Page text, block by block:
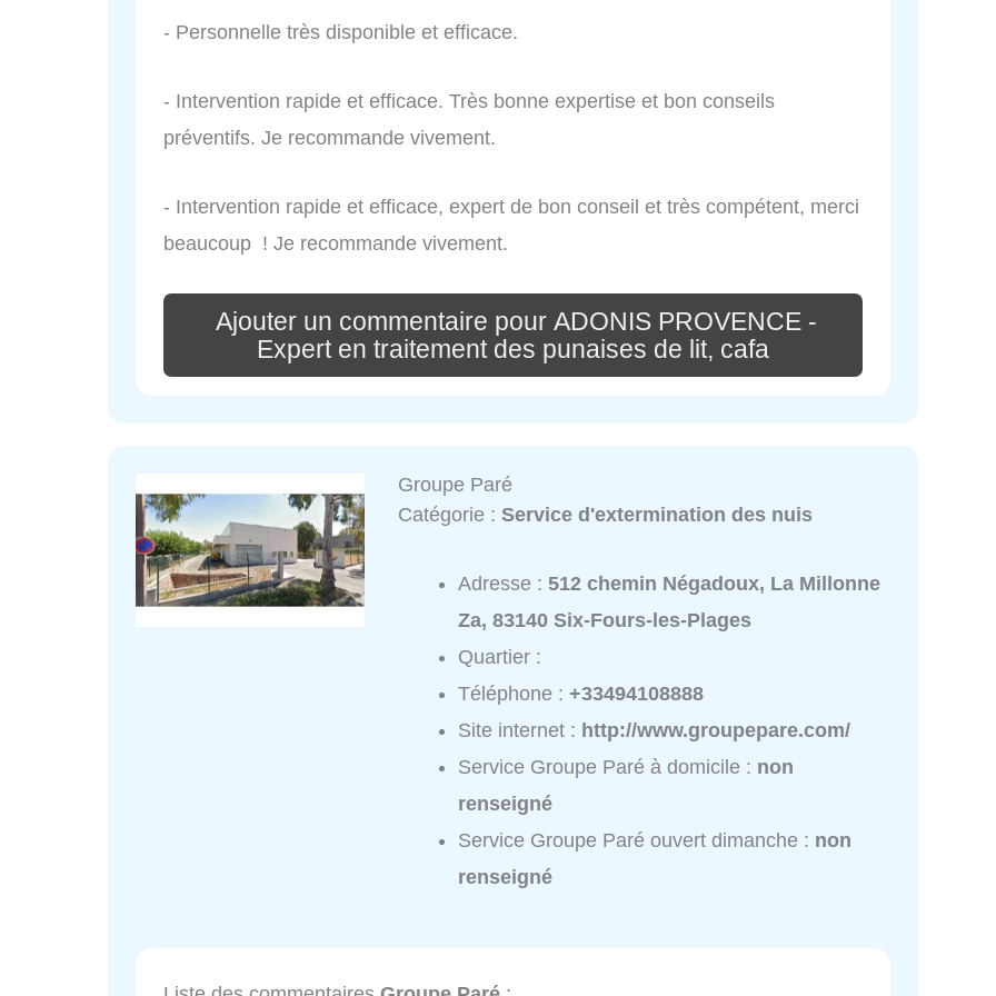
- Personnelle très disponible et efficace.
- Intervention rapide et efficace. Très bonne expertise et bon conseils
préventifs. Je recommande vivement.
- Intervention rapide et efficace, expert de bon conseil et très compétent, merci
beaucoup ! Je recommande vivement.
Ajouter un commentaire pour ADONIS PROVENCE -
Expert en traitement des punaises de lit, cafa
Groupe Paré
Catégorie :Service d'extermination des nuis
Adresse :512 chemin Négadoux, La Millonne
Za, 83140 Six-Fours-les-Plages
Quartier :
Téléphone :+33494108888
Site internet : http://www.groupepare.com/
Service Groupe Paré à domicile : non
renseigné
Service Groupe Paré ouvert dimanche : non
renseigné